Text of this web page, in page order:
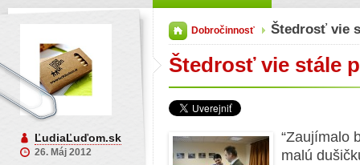
ĽudiaĽuďom.sk
26. Máj 2012
Dobročinnosť Štedrosť vie
Štedrosť vie stále
“Zaujímalo
malú